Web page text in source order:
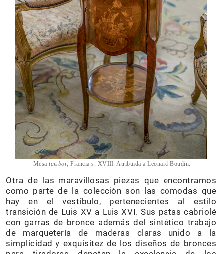
Mesatambor, Francia s. XVIII. Atribuida a Leonard Boudin.
Otra de las maravillosas piezas que encontramos
como parte de la colección son las cómodas que
hay en el vestíbulo, pertenecientes al estilo
transición de Luis XV a Luis XVI. Sus patas cabriolé
con garras de bronce además del sintético trabajo
de marquetería de maderas claras unido a la
simplicidad y exquisitez de los diseños de bronces